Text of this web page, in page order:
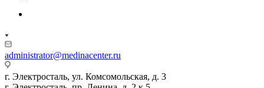
administrator@medinacenter.ru
г. Электросталь, ул. Комсомольская, д. 3